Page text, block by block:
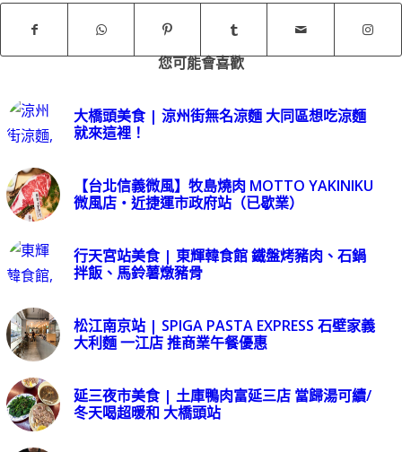
您可能會喜歡
大橋頭美食 | 涼州街無名涼麵 大同區想吃涼麵
就來這裡！
【台北信義微風】牧島燒肉 MOTTO YAKINIKU
微風店・近捷運市政府站（已歇業）
行天宮站美食 | 東輝韓食館 鐵盤烤豬肉、石鍋
拌飯、馬鈴薯燉豬骨
松江南京站 | SPIGA PASTA EXPRESS 石壁家義
大利麵 一江店 推商業午餐優惠
延三夜市美食 | 土庫鴨肉富延三店 當歸湯可續/
冬天喝超暖和 大橋頭站